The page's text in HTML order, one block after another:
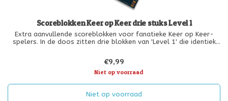
Scoreblokken Keer op Keer drie stuks Level 1
Extra aanvullende scoreblokken voor fanatieke Keer op Keer-
spelers. In de doos zitten drie blokken van 'Level 1' die identiek
€9,99
Niet op voorraad
Niet op voorraad